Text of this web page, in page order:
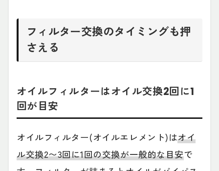
フィルター交換のタイミングも押
さえる
オイルフィルターはオイル交換2回に1
回が目安
オイルフィルター(オイルエレメント)はオイ
ル交換2〜3回に1回の交換が一般的な目安で